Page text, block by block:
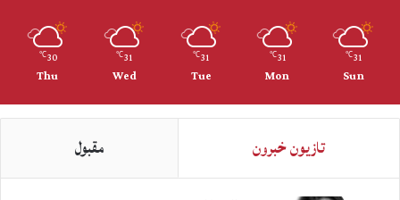
31
℃
Sun
31
℃
Mon
31
℃
Tue
31
℃
Wed
30
℃
Thu
تازيون خبرون مقبول